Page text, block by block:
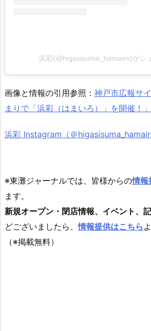
浜彩(@higasisuma_hamairo)がシ
画像と情報の引用参照： 神戸市広報サ
まりで「浜彩（はまいろ）」を開催！」
浜彩 Instagram（＠
※東灘ジャーナルでは、皆様からの情報
ます。
新規オープン・閉店情報、イベント、
どございましたら、情報提供はこちら
（※掲載無料）